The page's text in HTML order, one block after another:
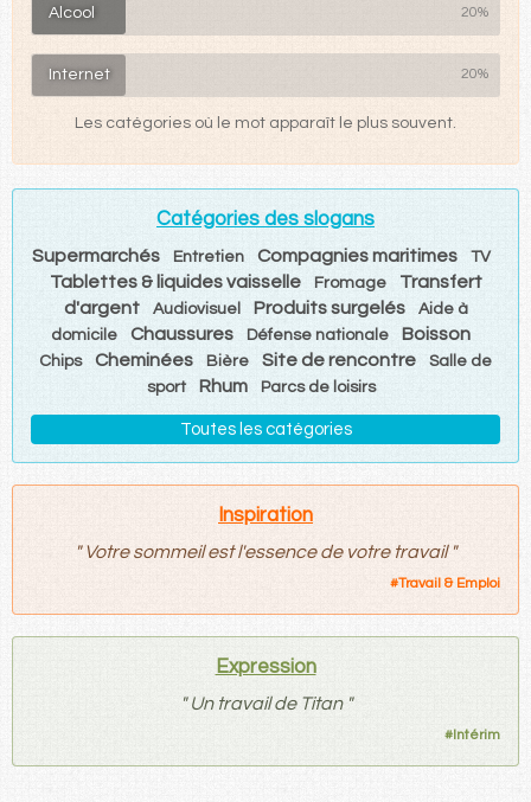
Alcool 20%
Internet 20%
Les catégories où le mot apparaît le plus souvent.
Catégories des slogans
Supermarchés Entretien Compagnies maritimes TV
Tablettes & liquides vaisselle Fromage
Transfert
d'argent
Audiovisuel Produits surgelés
Aide à
domicile
Chaussures Défense nationale Boisson
Chips Cheminées Bière Site de rencontre
Salle de
sport
Rhum Parcs de loisirs
Toutes les catégories
Inspiration
" Votre sommeil est l'essence de votre travail "
#Travail & Emploi
Expression
" Un travail de Titan "
#Intérim